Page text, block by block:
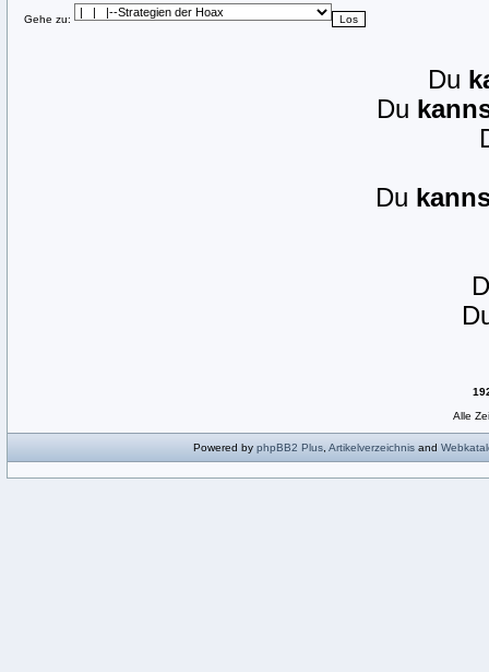
Gehe zu:
Du
Du
Du
Alle
Powered by phpBB2 Plus Artikelverzeichnis and